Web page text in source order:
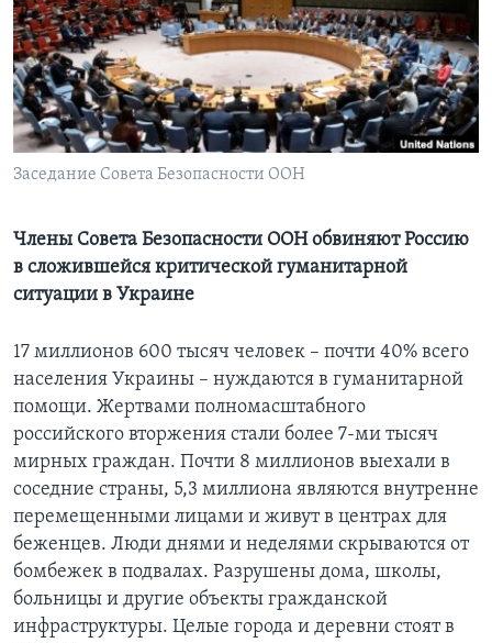
Learning English
СОЦИАЛЬНЫЕ СЕТИ
Заседание Совета Безопасности ООН
Члены Совета Безопасности ООН обвиняют Россию
в сложившейся критической гуманитарной
ситуации в Украине
17 миллионов 600 тысяч человек – почти 40% всего
населения Украины – нуждаются в гуманитарной
помощи. Жертвами полномасштабного
российского вторжения стали более 7-ми тысяч
мирных граждан. Почти 8 миллионов выехали в
соседние страны, 5,3 миллиона являются внутренне
перемещенными лицами и живут в центрах для
беженцев. Люди днями и неделями скрываются от
бомбежек в подвалах. Разрушены дома, школы,
больницы и другие объекты гражданской
инфраструктуры. Целые города и деревни стоят в